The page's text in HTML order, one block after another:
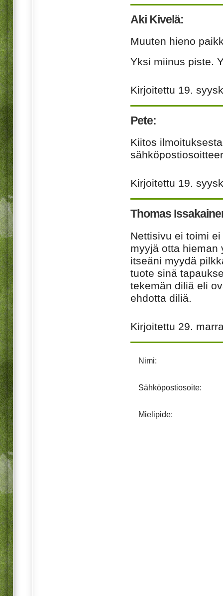
Aki Kivelä:
Muuten hieno
Yksi miinus piste.
Kirjoitettu 19.
Pete:
Kiitos
Kirjoitettu 19.
Thomas
Nettisivu ei toimi
myyjä otta hieman
itseäni myydä
tuote sinä
tekemän diliä eli
ehdotta diliä.
Kirjoitettu 29.
Nimi:
Sähköpostiosoite:
Mielipide: